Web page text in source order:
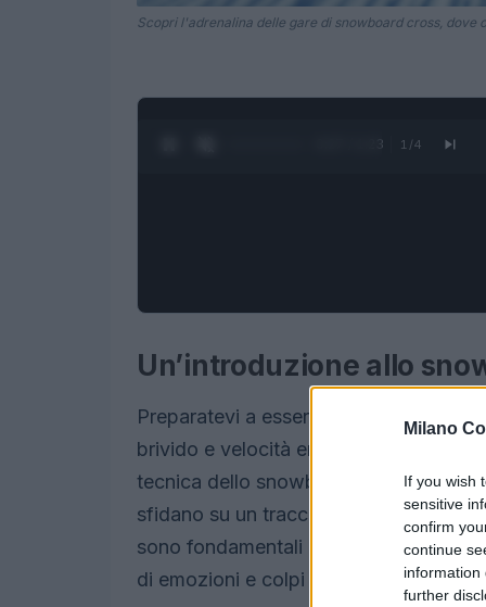
Milano
If you wish
sensitive
confirm
continue
information
further
Scopri l'adrenalina delle gare di snowboard cross, dove
0:28 / 1:23 1 /4
Un’introduzione allo
Preparatevi a essere trasportati in un
brivido e velocità entusiasmanti. Lo
tecnica dello snowboard con
sfidano su un tracciato pieno di
sono fondamentali per raggiungere il
di emozioni e colpi di scena, che